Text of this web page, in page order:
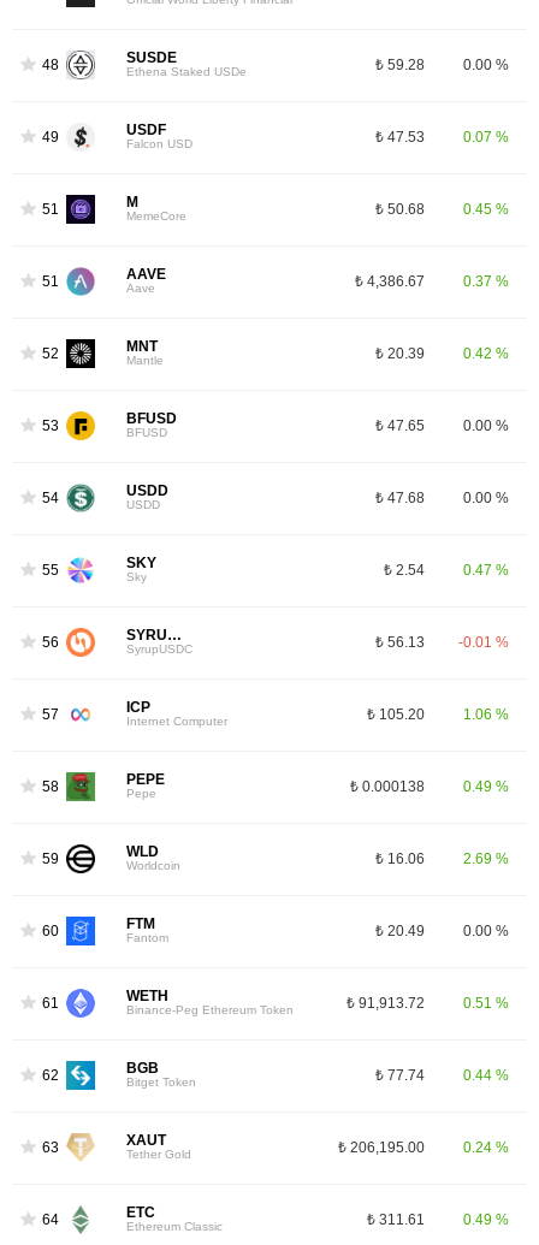
48 SUSDE
Ethena Staked USDe ₺ 59.28 0.00 %
49 USDF
Falcon USD ₺ 47.53 0.07 %
51 M
MemeCore ₺ 50.68 0.45 %
51 AAVE
Aave ₺ 4,386.67 0.37 %
52 MNT
Mantle ₺ 20.39 0.42 %
53 BFUSD
BFUSD ₺ 47.65 0.00 %
54 USDD
USDD ₺ 47.68 0.00 %
55 SKY
Sky ₺ 2.54 0.47 %
56 SYRUPUSDC
SyrupUSDC ₺ 56.13 -0.01 %
57 ICP
Internet Computer ₺ 105.20 1.06 %
58 PEPE
Pepe ₺ 0.000138 0.49 %
59 WLD
Worldcoin ₺ 16.06 2.69 %
60 FTM
Fantom ₺ 20.49 0.00 %
61 WETH
Binance-Peg Ethereum Token ₺ 91,913.72 0.51 %
62 BGB
Bitget Token ₺ 77.74 0.44 %
63 XAUT
Tether Gold ₺ 206,195.00 0.24 %
64 ETC
Ethereum Classic ₺ 311.61 0.49 %